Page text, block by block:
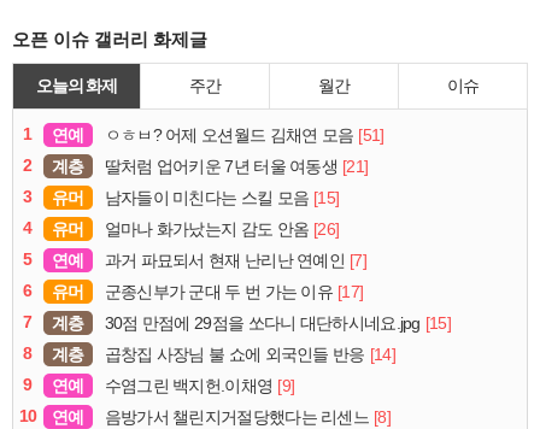
오픈 이슈 갤러리 화제글
오늘의 화제 주간 월간 이슈
1 연예 ㅇㅎㅂ? 어제 오션월드 김채연 모음 [51]
2
계층 딸처럼 업어키운 7년 터울 여동생 [21]
3
유머 남자들이 미친다는 스킬 모음 [15]
4
유머 얼마나 화가났는지 감도 안옴 [26]
5
연예 과거 파묘되서 현재 난리난 연예인 [7]
6
유머 군종신부가 군대 두 번 가는 이유 [17]
7
계층 30점 만점에 29점을 쏘다니 대단하시네요.jpg [15]
8
계층 곱창집 사장님 불 쇼에 외국인들 반응 [14]
9
연예 수염그린 백지헌.이채영 [9]
10
연예 음방가서 챌린지거절당했다는 리센느 [8]